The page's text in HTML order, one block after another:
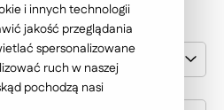
i innych technologii
jakość przeglądania
spersonalizowane
ruch w naszej
pochodzą nasi